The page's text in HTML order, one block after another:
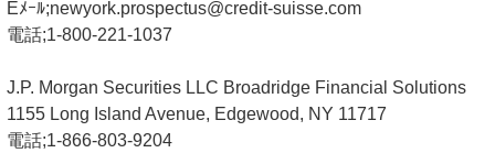
Eﾒｰﾙ;newyork.prospectus@credit-suisse.com
電話;1-800-221-1037
J.P. Morgan Securities LLC Broadridge Financial Solutions
1155 Long Island Avenue, Edgewood, NY 11717
電話;1-866-803-9204